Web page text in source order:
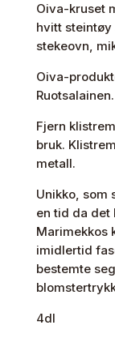
White/Pink/
antall
Oiva-kruset
hvitt steintøy
stekeovn,
Oiva-
Ruotsalainen.
Fjern
bruk.
metall.
Unikko, som
en tid da det
Marimekkos
imidlertid
bestemte
4dl